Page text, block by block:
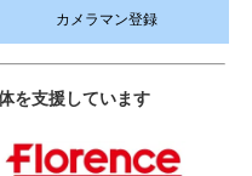
カメラマン登録
を支援しています